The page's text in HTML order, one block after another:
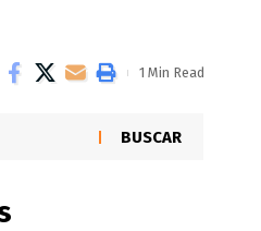
1 Min Read
BUSCAR